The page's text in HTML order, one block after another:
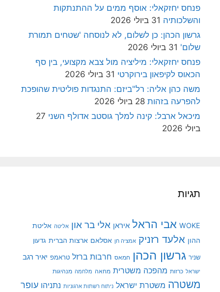
פנחס יחזקאלי: אוסף ממים על ההתנתקות
והשלכותיה 31 ביולי 2026
גרשון הכהן: כן לשלום, לא לנוסחה 'שטחים תמורת
שלום' 31 ביולי 2026
פנחס יחזקאלי: מיליציה מול צבא מקצועי, בין סף
הכאוס לקיפאון בירוקרטי 31 ביולי 2026
משה כהן אליה: רל"ביזם: התנגדות פוליטית שהופכת
להפרעה בזהות 28 ביולי 2026
מיכאל ארבל: קינה למלך גוסטב אדולף השני 27
ביולי 2026
תגיות
WOKE אבי הראל איראן אלי בר און אליטה אליטת
ההון אלעד רזניק אמציה חן אסלאם ארצות הברית גדעון
שניר גרשון הכהן חמאס חרבות ברזל טראמפ יאיר רגב
ישראל כרזות מהפכה משטרית מחאה מלחמה מנהיגות
משטרה משטרת ישראל ניתוח רשתות ארגוניות נתניהו עופר